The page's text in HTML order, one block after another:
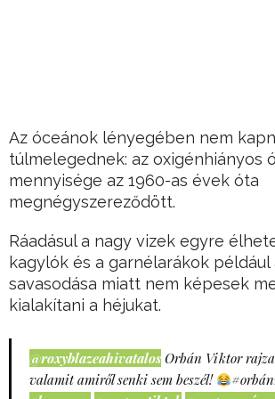
Az óceánok lényegében nem
túlmelegednek: az oxigénhiányos
mennyisége az 1960-as évek óta
megnégyszereződött.
Ráadásul a nagy vizek egyre
kagylók és a garnélarákok
savasodása miatt nem képesek
kialakítani a héjukat.
@roxyblazeahivatalos Orbán Viktor
valamit amiről senki sem beszél!